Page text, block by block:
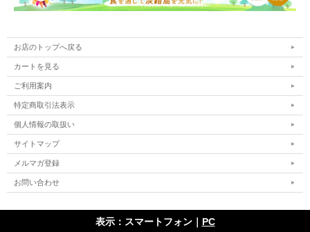
お店のトップへ戻る
カートを見る
ご利用案内
特定商取引法表示
個人情報の取扱い
サイトマップ
メルマガ登録
お問い合わせ
表示：スマートフォン｜ PC